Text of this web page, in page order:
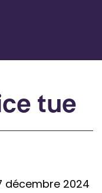
tue
décembre 2024